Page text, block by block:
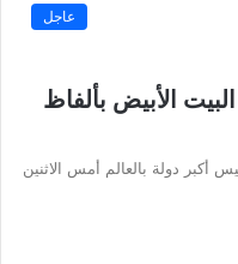
عاجل
الأبيض بألفاظ
دولة بالعالم أمس الاثنين